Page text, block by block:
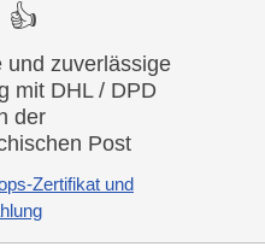
👍
und zuverlässige
mit DHL / DPD
der
Post
Zertifikat und